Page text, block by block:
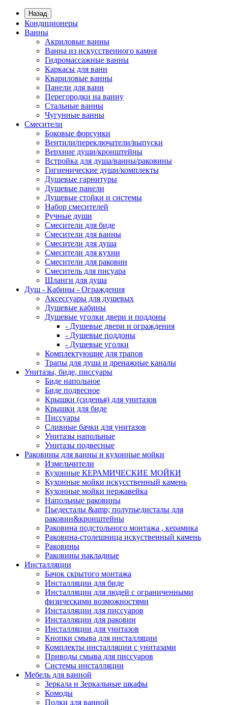
Назад
Кондиционеры
Ванны
Акриловые ванны
Ванна из искусственного камня
Гидромассажные ванны
Каркасы для ванн
Квариловые ванны
Панели для ванн
Перегородки на ванну
Стальные ванны
Чугунные ванны
Смесители
Боковые форсунки
Вентили/переключатели/выпуски
Верхние души/кронштейны
Встройка для душа/ванны/раковины
Гигиенические души/комплекты
Душевые гарнитуры
Душевые панели
Душевые стойки и системы
Набор смесителей
Ручные души
Смесители для биде
Смесители для ванны
Смесители для душа
Смесители для кухни
Смесители для раковин
Смеситель для писуара
Шланги для душа
Душ - Кабины - Ограждения
Аксессуары для душевых
Душевые кабины
Душевые уголки двери и поддоны
- Душевые двери и ограждения
- Душевые поддоны
- Душевые уголки
Комплектующие для трапов
Трапы для душа и дренажные каналы
Унитазы, биде, писсуары
Биде напольное
Биде подвесное
Крышки (сиденья) для унитазов
Крышки для биде
Писсуары
Сливные бачки для унитазов
Унитазы напольные
Унитазы подвесные
Раковины для ванны и кухонные мойки
Измельчители
Кухонные КЕРАМИЧЕСКИЕ МОЙКИ
Кухонные мойки искусственный камень
Кухонные мойки нержавейка
Напольные раковины
Пьедесталы &amp; полупьедисталы для
раковин&кронштейны
Раковина подстольного монтажа , керамика
Раковина-столешница искуственный камень
Раковины
Раковины накладные
Инсталляции
Бачок скрытого монтажа
Инсталляции для биде
Инсталляции для людей с ограниченными
физическими возможностями
Инсталляции для писсуаров
Инсталляции для раковин
Инсталляции для унитазов
Кнопки смыва для инсталляции
Комплекты инсталляции с унитазами
Приводы смыва для писсуаров
Системы инсталляции
Мебель для ванной
Зеркала и Зеркальные шкафы
Комоды
Полки для ванной